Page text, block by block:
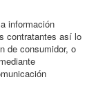
información
contratantes así lo
de consumidor, o